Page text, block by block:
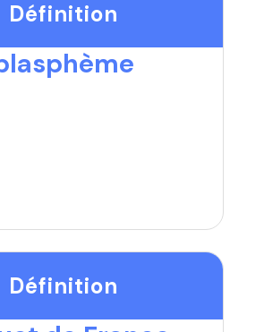
Définition
Définition